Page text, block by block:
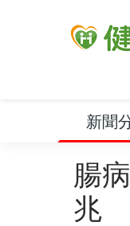
新聞
腸
兆